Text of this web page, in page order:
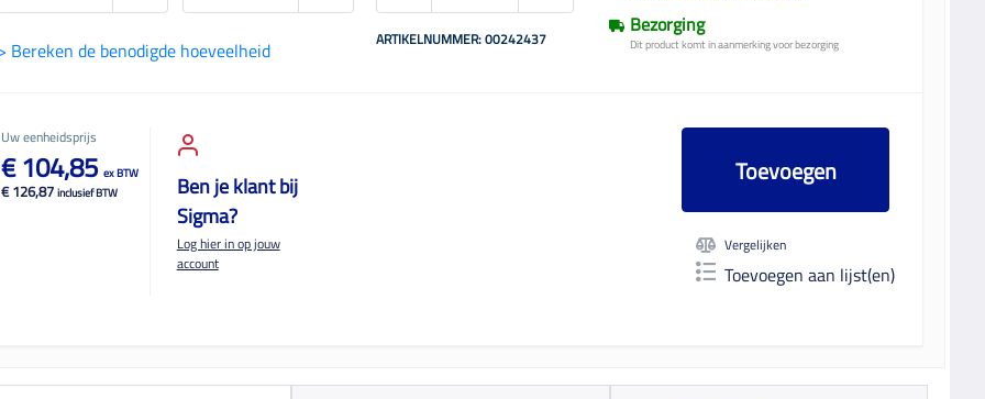
Bereken de benodigde hoeveelheid ARTIKELNUMMER: 00242437
Bezorging
Dit product komt in aanmerking voor bezorging
Uw eenheidsprijs
€ 126,87 inclusief BTW
€ 104,85 ex BTW
Ben je klant bij
Sigma?
Log hier in op jouw
account
Toevoegen
Vergelijken
Toevoegen aan lijst(en)